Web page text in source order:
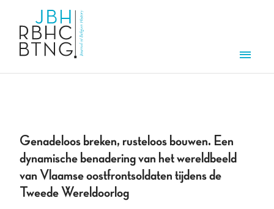
Genadeloos breken, rusteloos bouwen. Een
dynamische benadering van het wereldbeeld
van Vlaamse oostfrontsoldaten tijdens de
Tweede Wereldoorlog